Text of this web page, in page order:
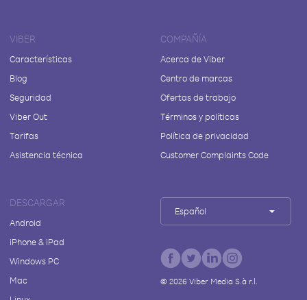
VIBER
Características
Blog
Seguridad
Viber Out
Tarifas
Asistencia técnica
COMPAÑÍA
Acerca de Viber
Centro de marcas
Ofertas de trabajo
Términos y políticas
Política de privacidad
Customer Complaints Code
DESCARGAR
Android
iPhone & iPad
Windows PC
Mac
Español
© 2026Viber Media S.à r.l.